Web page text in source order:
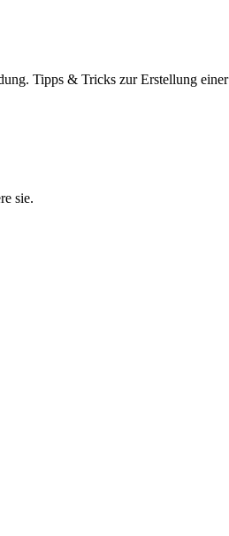
Tipps & Tricks zur Erstellung
sie.